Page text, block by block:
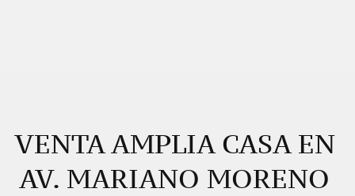
VENTA AMPLIA CASA EN
AV. MARIANO MORENO